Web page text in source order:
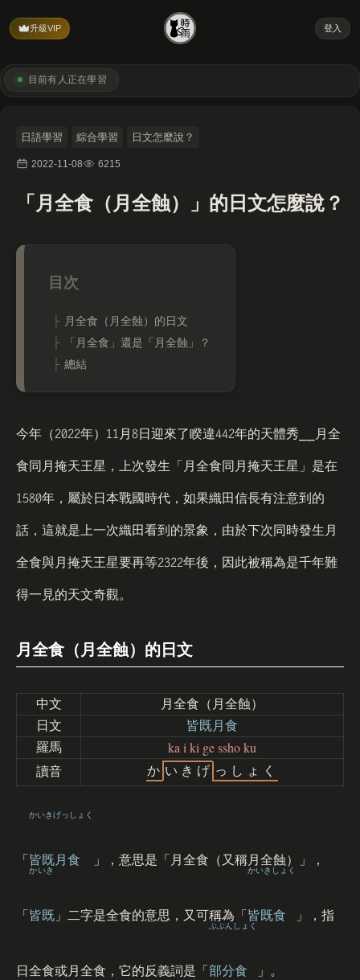
升級VIP 登入
目前有 人正在學習
日語學習 綜合學習 日文怎麼說？
2022-11-08 6215
「月全食（月全蝕）」的日文怎麼說？
月全食（月全蝕）的日文
「月全食」還是「月全蝕」？
總結
今年（2022年） 11 月 8日迎來了睽違442年的天體秀⎯⎯月全
食同月掩天王星，上次發生「月全食同月掩天王星」是在
1580年，屬於日本戰國時代，如果織田信長有注意到的
話，這就是上一次織田看到的景象，由於下次同時發生月
全食與月掩天王星要再等2322年後，因此被稱為是千年難
得一見的天文奇觀。
月全食（月全蝕）的日文
中文
月全食（月全蝕）
日文
皆既月食
羅馬
ka i ki ge ssho ku
讀音 か い き げ っ し ょ く
「 皆既月食
かいきげっしょく
」，意思是「月全食（又稱月全蝕）」，
「 皆既
かいき
」二字是全食的意思，又可稱為「 皆既食
かいきしょく
」，指
日全食或月全食，它的反義詞是「 部分食
ぶぶんしょく
」。